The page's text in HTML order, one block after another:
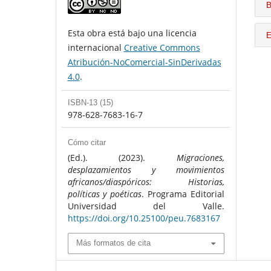
Esta obra está bajo una licencia
internacional Creative Commons
Atribución-NoComercial-SinDerivadas
4.0.
ISBN-13 (15)
978-628-7683-16-7
Cómo citar
(Ed.). (2023). Migraciones,
desplazamientos y movimientos
africanos/diaspóricos: Historias,
políticas y poéticas. Programa Editorial
Universidad del Valle.
https://doi.org/10.25100/peu.7683167
Más formatos de cita